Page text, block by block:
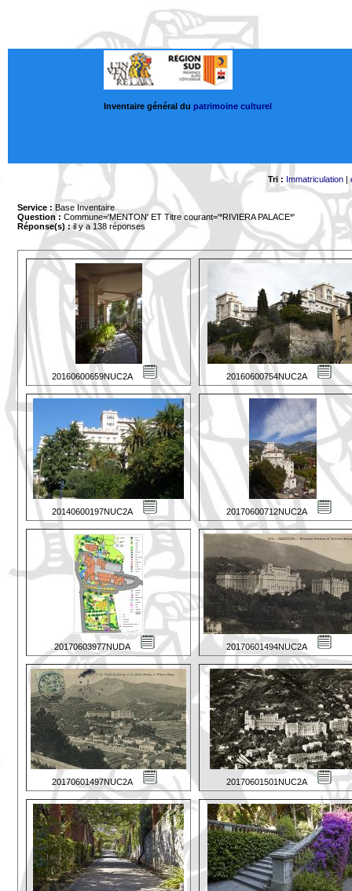
Inventaire général du patrimoine culturel
Tri : Immatriculation|
Service : Base Inventaire
Question : Commune='MENTON' ET Titre courant='*RIVIERA PALACE*'
Réponse(s) :il y a 138 réponses
20160600659NUC2A 20160600754NUC2A
20140600197NUC2A 20170600712NUC2A
20170603977NUDA 20170601494NUC2A
20170601497NUC2A 20170601501NUC2A